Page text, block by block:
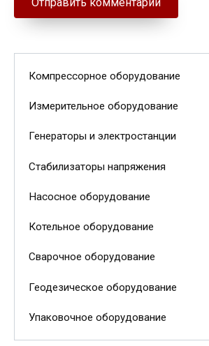
Компрессорное оборудование
Измерительное оборудование
Генераторы и электростанции
Стабилизаторы напряжения
Насосное оборудование
Котельное оборудование
Сварочное оборудование
Геодезическое оборудование
Упаковочное оборудование